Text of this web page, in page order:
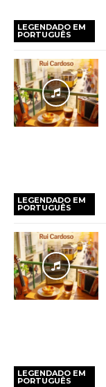
LEGENDADO EM
PORTUGUÊS
LEGENDADO EM
PORTUGUÊS
LEGENDADO EM
PORTUGUÊS